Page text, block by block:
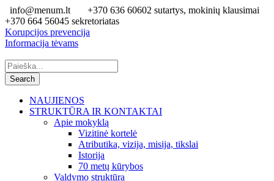
info@menum.lt
+370 636 60602 sutartys, mokinių klausimai
+370 664 56045 sekretoriatas
Korupcijos prevencija
Informacija tėvams
NAUJIENOS
STRUKTŪRA IR KONTAKTAI
Apie mokyklą
Vizitinė kortelė
Atributika, vizija, misija, tikslai
Istorija
70 metų kūrybos
Valdymo struktūra